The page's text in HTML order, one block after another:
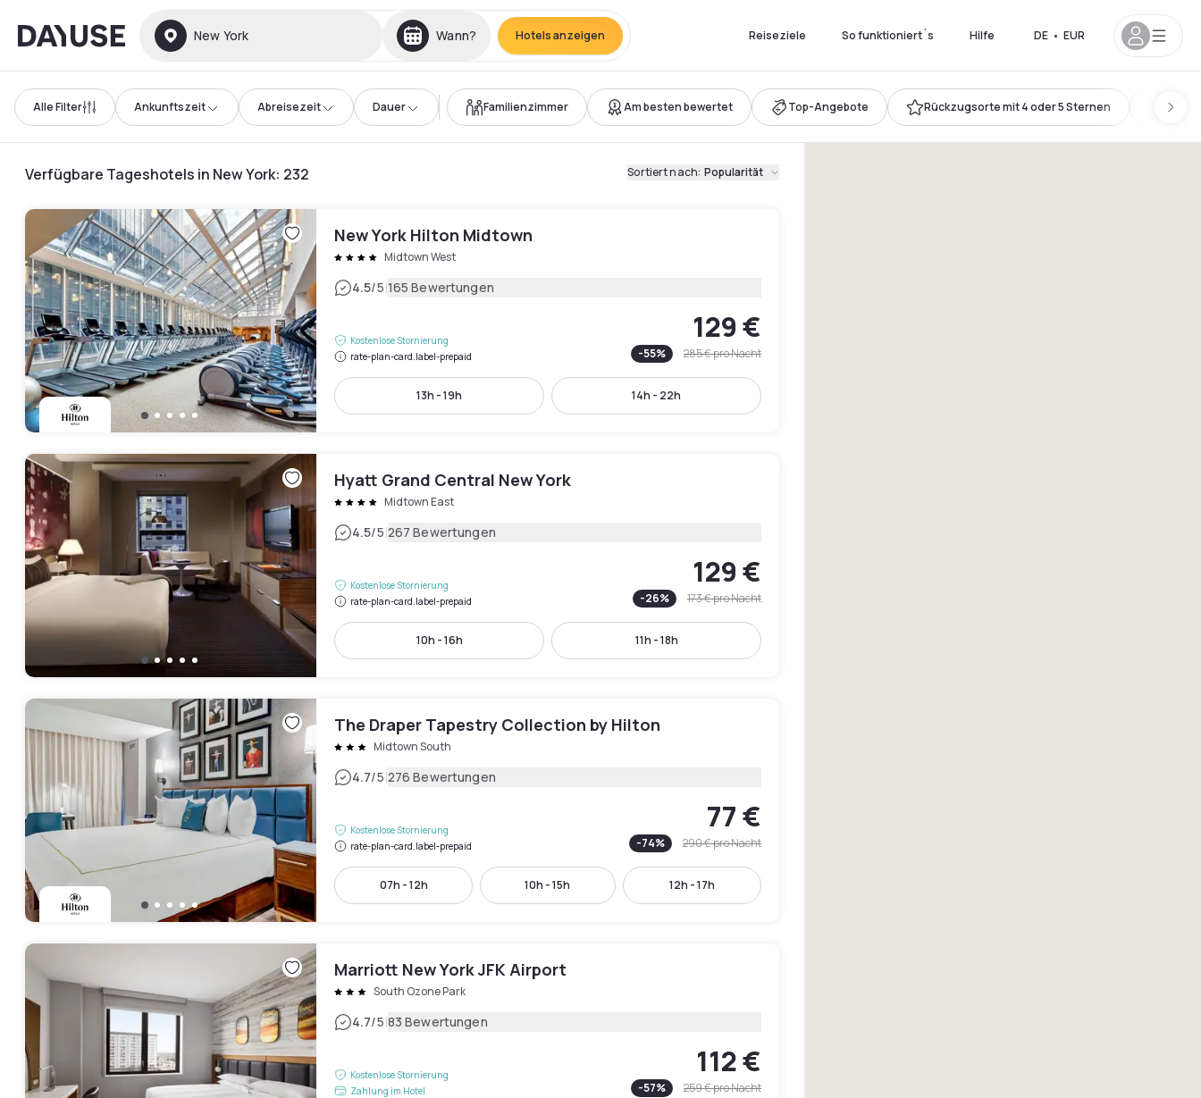
Dayuse New York Wann? Hotels anzeigen Reiseziele So funktioniert´s Hilfe DE • EUR
Alle Filter Ankunftszeit Abreisezeit Dauer Familienzimmer Am besten bewertet Top-Angebote Rückzugsorte mit 4 oder 5 Sternen
Verfügbare Tageshotels in New York: 232 Sortiert nach: Popularität
New York Hilton Midtown
Midtown West
4.5/5|165 Bewertungen
Kostenlose Stornierung
rate-plan-card.label-prepaid
129 €
-55% 285 €pro Nacht
13h - 19h 14h - 22h
Hyatt Grand Central New York
Midtown East
4.5/5|267 Bewertungen
Kostenlose Stornierung
rate-plan-card.label-prepaid
129 €
-26% 173 €pro Nacht
10h - 16h 11h - 18h
The Draper Tapestry Collection by Hilton
Midtown South
4.7/5|276 Bewertungen
Kostenlose Stornierung
rate-plan-card.label-prepaid
77 €
-74% 290 €pro Nacht
07h - 12h 10h - 15h 12h - 17h
Marriott New York JFK Airport
South Ozone Park
4.7/5|83 Bewertungen
Kostenlose Stornierung
Zahlung im Hotel
112 €
-57% 259 €pro Nacht